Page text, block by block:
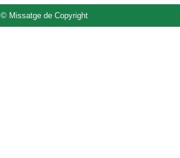
© Missatge de Copyright